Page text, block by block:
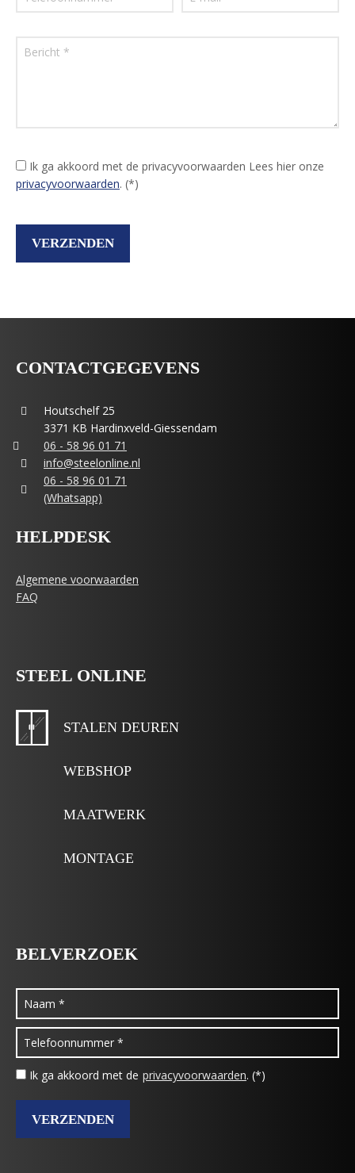
Ik ga akkoord met de privacyvoorwaarden Lees hier onze
privacyvoorwaarden. (*)
CONTACTGEGEVENS
Houtschelf 25
3371 KB Hardinxveld-Giessendam
06 - 58 96 01 71
info@steelonline.nl
06 - 58 96 01 71
(Whatsapp)
HELPDESK
Algemene voorwaarden
FAQ
STEEL ONLINE
STALEN DEUREN
WEBSHOP
MAATWERK
MONTAGE
BELVERZOEK
Ik ga akkoord met de privacyvoorwaarden. (*)